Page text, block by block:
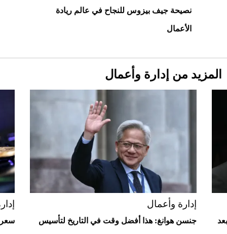
نصيحة جيف بيزوس للنجاح في عالم ريادة
الأعمال
المزيد من إدارة وأعمال
إدارة وأعمال
جنسن هوانغ: هذا أفضل وقت في التاريخ لتأسيس